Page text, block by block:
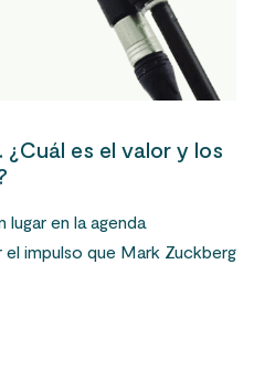
¿Cuál es el valor y los
lugar en la agenda
impulso que Mark Zuckberg